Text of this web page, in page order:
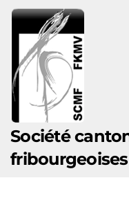
Accéder au
Société
fribourgeoises